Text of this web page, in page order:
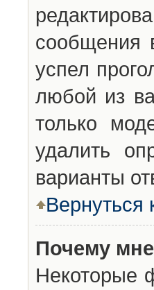
сообщения
успел
любой из
только
удалить
варианты
Вернуться
Почему
Некоторые